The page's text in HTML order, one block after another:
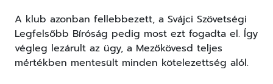
A klub azonban fellebbezett, a Svájci Szövetségi
Legfelsőbb Bíróság pedig most ezt fogadta el. Így
végleg lezárult az ügy, a Mezőkövesd teljes
mértékben mentesült minden kötelezettség alól.